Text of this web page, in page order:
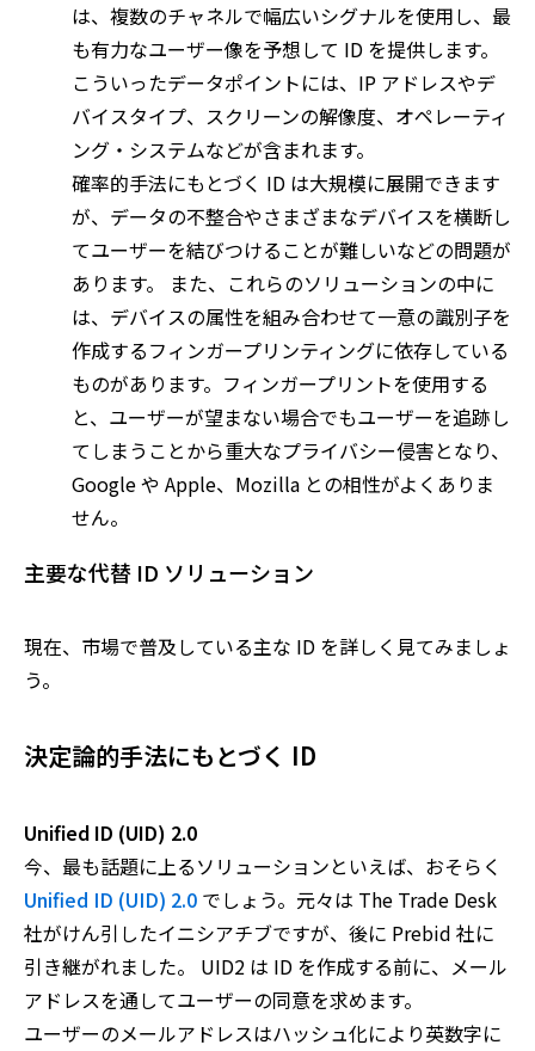
は、複数のチャネルで幅広いシグナルを使用し、最
も有力なユーザー像を予想して ID を提供します。
こういったデータポイントには、IP アドレスやデ
バイスタイプ、スクリーンの解像度、オペレーティ
ング・システムなどが含まれます。
確率的手法にもとづく ID は大規模に展開できます
が、データの不整合やさまざまなデバイスを横断し
てユーザーを結びつけることが難しいなどの問題が
あります。 また、これらのソリューションの中に
は、デバイスの属性を組み合わせて一意の識別子を
作成するフィンガープリンティングに依存している
ものがあります。フィンガープリントを使用する
と、ユーザーが望まない場合でもユーザーを追跡し
てしまうことから重大なプライバシー侵害となり、
Google や Apple、Mozilla との相性がよくありま
せん。
主要な代替 ID ソリューション
現在、市場で普及している主な ID を詳しく見てみましょ
う。
決定論的手法にもとづく ID
Unified ID (UID) 2.0
今、最も話題に上るソリューションといえば、おそらく
Unified ID (UID) 2.0 でしょう。元々は The Trade Desk
社がけん引したイニシアチブですが、後に Prebid 社に
引き継がれました。 UID2 は ID を作成する前に、メール
アドレスを通してユーザーの同意を求めます。
ユーザーのメールアドレスはハッシュ化により英数字に